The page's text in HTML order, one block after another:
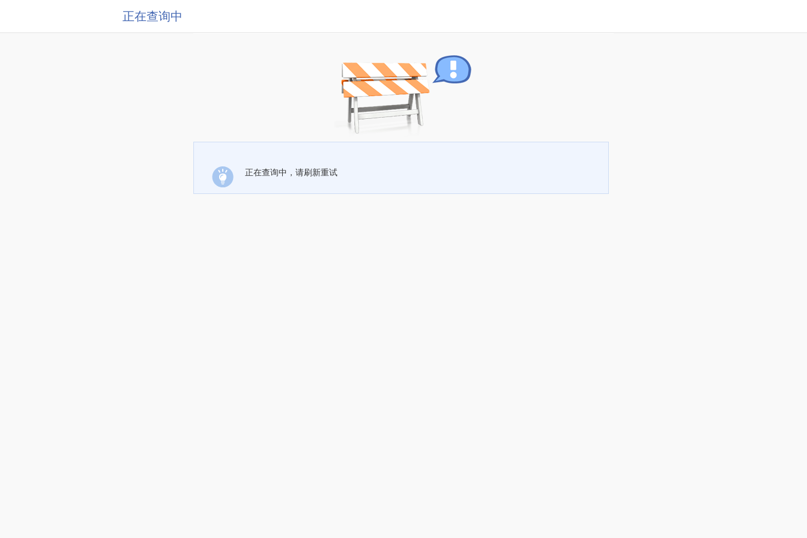
正在查询中
正在查询中，请刷新重试